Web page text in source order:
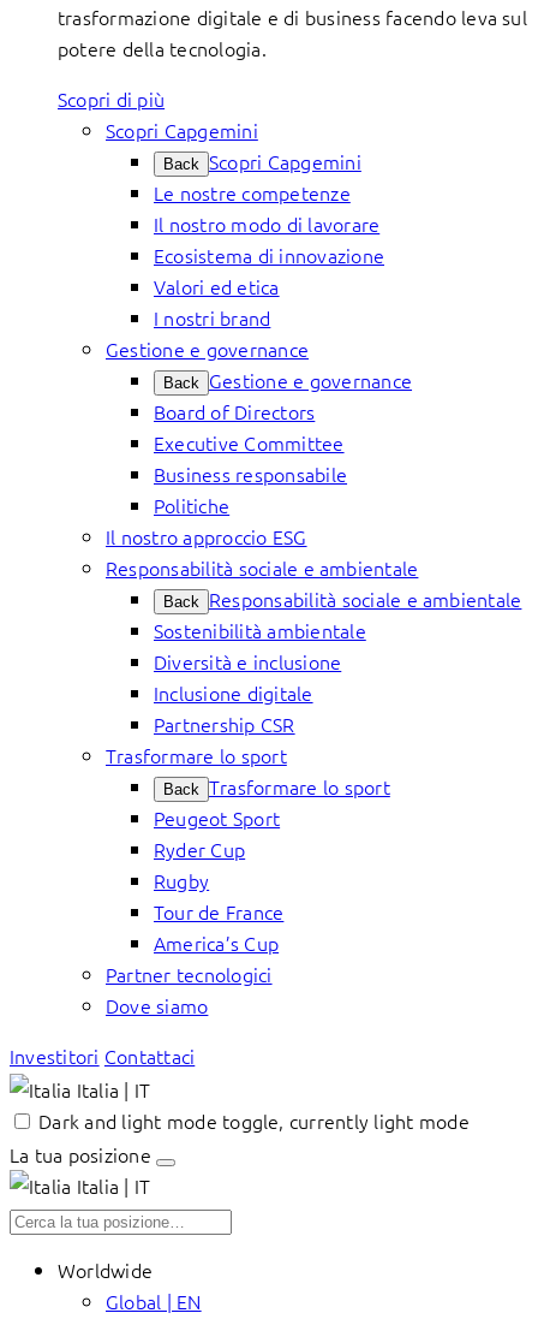
trasformazione digitale e di business facendo leva sul
potere della tecnologia.
Scopri di più
Scopri Capgemini
Back Scopri Capgemini
Le nostre competenze
Il nostro modo di lavorare
Ecosistema di innovazione
Valori ed etica
I nostri brand
Gestione e governance
Back Gestione e governance
Board of Directors
Executive Committee
Business responsabile
Politiche
Il nostro approccio ESG
Responsabilità sociale e ambientale
Back Responsabilità sociale e ambientale
Sostenibilità ambientale
Diversità e inclusione
Inclusione digitale
Partnership CSR
Trasformare lo sport
Back Trasformare lo sport
Peugeot Sport
Ryder Cup
Rugby
Tour de France
America’s Cup
Partner tecnologici
Dove siamo
Investitori Contattaci
Italia | IT
Dark and light mode toggle, currently light mode
La tua posizione
Italia | IT
Worldwide
Global | EN